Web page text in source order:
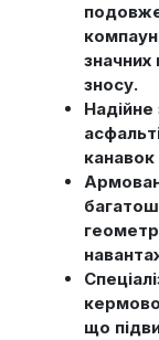
значних
зносу.
канавок
що